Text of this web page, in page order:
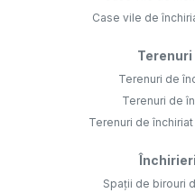
Case vile de
Terenuri de
Terenuri de
Terenuri de
Spații de birouri